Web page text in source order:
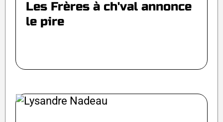
Les Frères à ch'val annonce
le pire